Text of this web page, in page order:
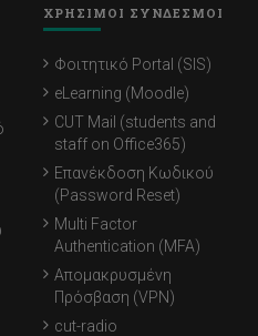
ΧΡΗΣΙΜΟΙ ΣΥΝΔΕΣΜΟΙ
Φοιτητικό Portal (SIS)
eLearning (Moodle)
CUT Mail (students and
staff on Office365)
Επανέκδοση Κωδικού
(Password Reset)
Multi Factor
Authentication (MFA)
Απομακρυσμένη
Πρόσβαση (VPN)
cut-radio